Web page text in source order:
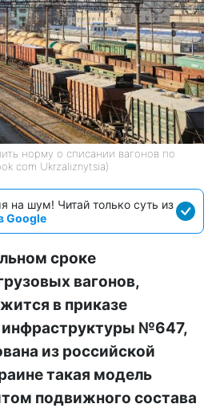
норму о списании вагонов по
com Ukrzaliznytsia)
на шум! Читай только суть из
Google
сроке
вагонов,
в приказе
№647,
из российской
такая модель
подвижного состава